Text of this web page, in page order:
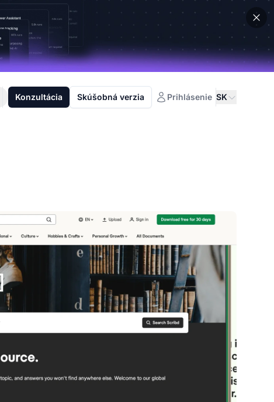
Konzultácia Skúšobná verzia Prihlásenie SK